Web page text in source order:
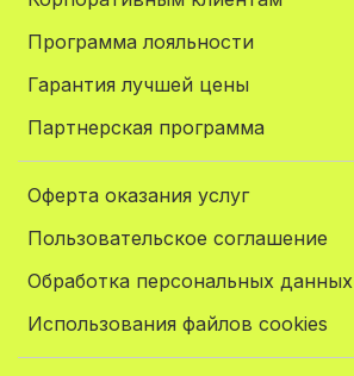
Программа лояльности
Гарантия лучшей цены
Партнерская программа
Оферта оказания услуг
Пользовательское соглашение
Обработка персональных данных
Использования файлов cookies